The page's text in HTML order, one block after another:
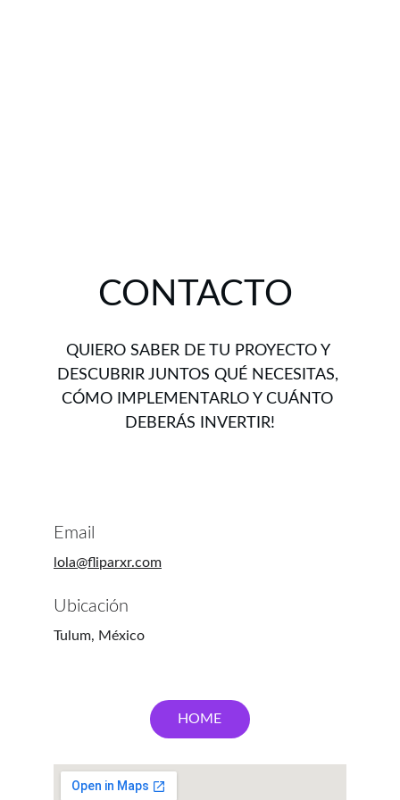
CONTACTO
QUIERO SABER DE TU PROYECTO Y
DESCUBRIR JUNTOS QUÉ NECESITAS,
CÓMO IMPLEMENTARLO Y CUÁNTO
DEBERÁS INVERTIR!
Email
lola@fliparxr.com
Ubicación
Tulum, México
HOME